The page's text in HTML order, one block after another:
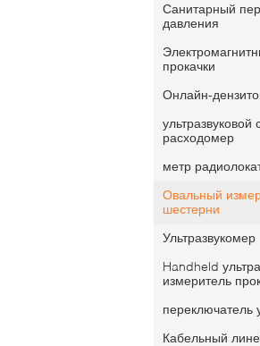
Санитарный
давления
прокачки
Онлайн-
ультразвуковой
расходомер
метр
Овальный
шестерни
Ультразвукомер
Handheld
измеритель
переключатель
Кабельный